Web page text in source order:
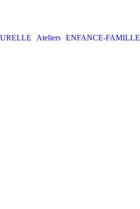
Ateliers ENFANCE-FAMILLE